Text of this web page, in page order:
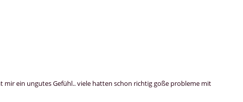
mir ein ungutes Gefühl.. viele hatten schon richtig goße probleme mit